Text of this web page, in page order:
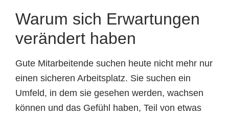
Warum sich Erwartungen
verändert haben
Gute Mitarbeitende suchen heute nicht mehr nur
einen sicheren Arbeitsplatz. Sie suchen ein
Umfeld, in dem sie gesehen werden, wachsen
können und das Gefühl haben, Teil von etwas